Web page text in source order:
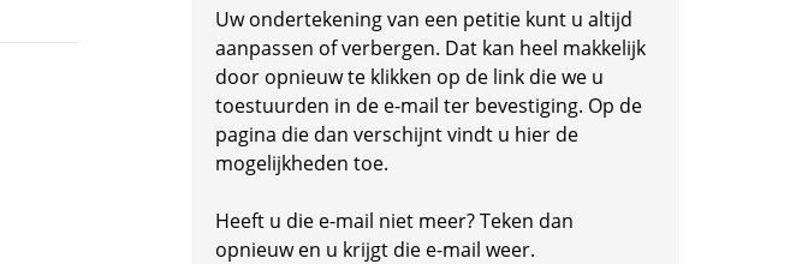
Uw ondertekening van een petitie kunt u altijd
aanpassen of verbergen. Dat kan heel makkelijk
door opnieuw te klikken op de link die we u
toestuurden in de e-mail ter bevestiging. Op de
pagina die dan verschijnt vindt u hier de
mogelijkheden toe.
Heeft u die e-mail niet meer? Teken dan
opnieuw en u krijgt die e-mail weer.